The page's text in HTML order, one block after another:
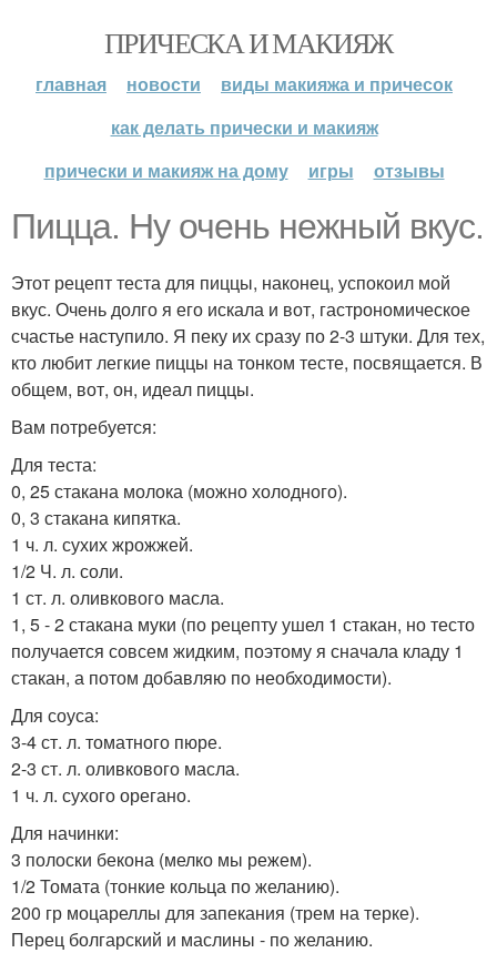
ПРИЧЕСКА И МАКИЯЖ
главная новости
виды макияжа и причесок
как делать прически и макияж
прически и макияж на дому
игры отзывы
Пицца. Ну очень нежный вкус.
Этот рецепт теста для пиццы, наконец, успокоил мой
вкус. Очень долго я его искала и вот, гастрономическое
счастье наступило. Я пеку их сразу по 2-3 штуки. Для тех,
кто любит легкие пиццы на тонком тесте, посвящается. В
общем, вот, он, идеал пиццы.
Вам потребуется:
Для теста:
0, 25 стакана молока (можно холодного).
0, 3 стакана кипятка.
1 ч. л. сухих жрожжей.
1/2 Ч. л. соли.
1 ст. л. оливкового масла.
1, 5 - 2 стакана муки (по рецепту ушел 1 стакан, но тесто
получается совсем жидким, поэтому я сначала кладу 1
стакан, а потом добавляю по необходимости).
Для соуса:
3-4 ст. л. томатного пюре.
2-3 ст. л. оливкового масла.
1 ч. л. сухого орегано.
Для начинки:
3 полоски бекона (мелко мы режем).
1/2 Томата (тонкие кольца по желанию).
200 гр моцареллы для запекания (трем на терке).
Перец болгарский и маслины - по желанию.